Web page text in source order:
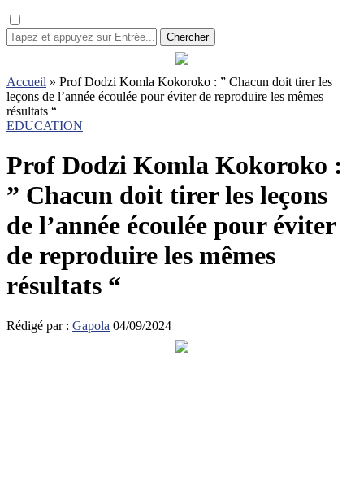
Chercher
Accueil » Prof Dodzi Komla Kokoroko : ” Chacun doit tirer les
leçons de l’année écoulée pour éviter de reproduire les mêmes
résultats “
EDUCATION
Prof Dodzi Komla Kokoroko :
” Chacun doit tirer les leçons
de l’année écoulée pour éviter
de reproduire les mêmes
résultats “
Rédigé par : Gapola 04/09/2024